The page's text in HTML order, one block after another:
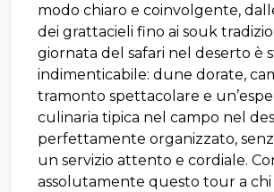
modo chiaro e coinvolgente,
dei grattacieli fino ai souk
giornata del safari nel deserto è
indimenticabile: dune dorate,
tramonto spettacolare e
culinaria tipica nel campo nel
perfettamente organizzato,
un servizio attento e cordiale.
assolutamente questo tour a